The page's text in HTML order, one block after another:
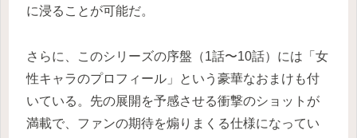
に浸ることが可能だ。
さらに、このシリーズの序盤（1話〜10話）には「女
性キャラのプロフィール」という豪華なおまけも付
いている。先の展開を予感させる衝撃のショットが
満載で、ファンの期待を煽りまくる仕様になってい